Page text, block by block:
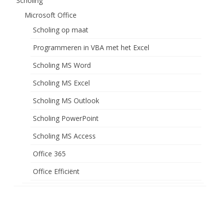
Microsoft Office
Scholing op maat
Programmeren in VBA met het Excel
Scholing MS Word
Scholing MS Excel
Scholing MS Outlook
Scholing PowerPoint
Scholing MS Access
Office 365
Office Efficiënt